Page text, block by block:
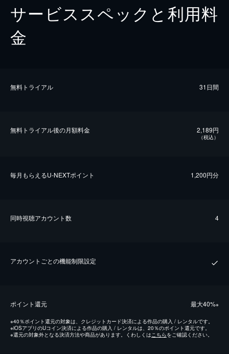
サービススペックと利用料
金
無料トライアル 31日間
無料トライアル後の⽉額料金 2,189円
（税込）
毎⽉もらえるU-NEXTポイント 1,200円分
同時視聴アカウント数 4
アカウントごとの機能制限設定
ポイント還元 最⼤40%※
※40％ポイント還元の対象は、クレジットカード決済による作品の購入 / レンタルです。
※iOSアプリのUコイン決済による作品の購入 / レンタルは、20％のポイント還元です。
※還元の対象外となる決済方法や商品があります。くわしくは こちらをご確認ください。